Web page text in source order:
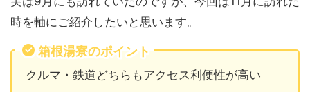
時を軸にご紹介したいと思います。
箱根湯寮のポイント
クルマ・鉄道どちらもアクセス利便性が高い